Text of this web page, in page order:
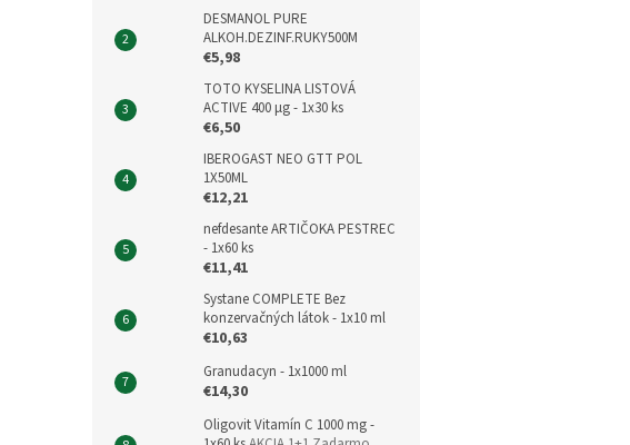
DESMANOL PURE
ALKOH.DEZINF.RUKY500M
€5,98
TOTO KYSELINA LISTOVÁ
ACTIVE 400 μg - 1x30 ks
€6,50
IBEROGAST NEO GTT POL
1X50ML
€12,21
nefdesante ARTIČOKA PESTREC
- 1x60 ks
€11,41
Systane COMPLETE Bez
konzervačných látok - 1x10 ml
€10,63
Granudacyn - 1x1000 ml
€14,30
Oligovit Vitamín C 1000 mg -